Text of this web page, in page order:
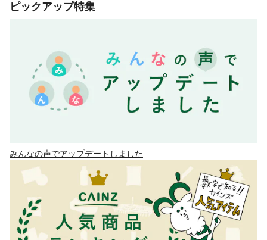
ピックアップ特集
みんなの声でアップデートしました